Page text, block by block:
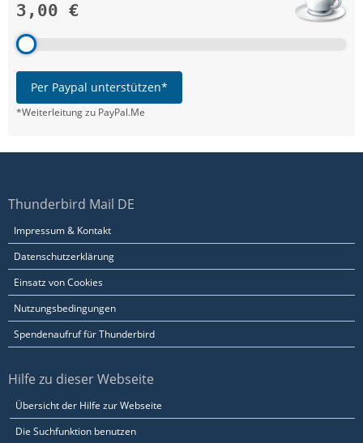
3,00 €
Per Paypal unterstützen*
*Weiterleitung zu PayPal.Me
Thunderbird Mail DE
Impressum & Kontakt
Datenschutzerklärung
Einsatz von Cookies
Nutzungsbedingungen
Spendenaufruf für Thunderbird
Hilfe zu dieser Webseite
Übersicht der Hilfe zur Webseite
Die Suchfunktion benutzen